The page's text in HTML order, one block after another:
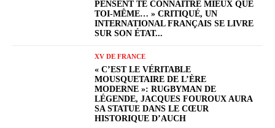
PENSENT TE CONNAÎTRE MIEUX QUE
TOI-MÊME… » CRITIQUÉ, UN
INTERNATIONAL FRANÇAIS SE LIVRE
SUR SON ÉTAT...
XV DE FRANCE
« C’EST LE VÉRITABLE
MOUSQUETAIRE DE L’ÈRE
MODERNE »: RUGBYMAN DE
LÉGENDE, JACQUES FOUROUX AURA
SA STATUE DANS LE CŒUR
HISTORIQUE D’AUCH